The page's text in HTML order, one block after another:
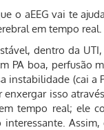
o aEEG vai te
em tempo real.
dentro da
PA boa, perfusão
instabilidade (cai a
isso
tempo real; ele